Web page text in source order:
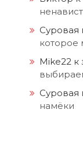
Суровая
Mike22 к
Суровая
намёки